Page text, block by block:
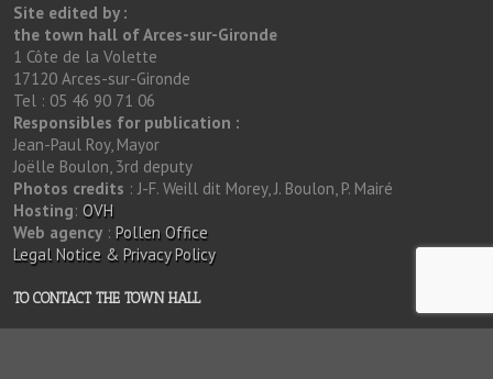
Site edited by :
the town hall of Arces-sur-Gironde
1 Côte de la Volette
17120 Arces-sur-Gironde
Tel : 05 46 90 71 06
Responsibles for publication :
Jean-Paul Roy, Mayor
Joëlle Boulon, 3rd deputy
Photos credits : J-F. Weill dit Morey, J. Boulon, P. Mairé
Hosting: OVH
Web agency : Pollen Office
Legal Notice & Privacy Policy
TO CONTACT THE TOWN HALL